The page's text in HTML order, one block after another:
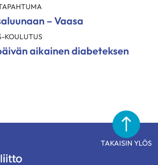
– Vaasa
KOULUTUS
aikainen diabeteksen
TAKAISIN YLÖS